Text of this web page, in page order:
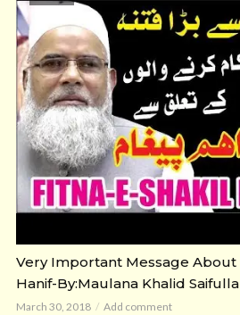
Very Important Message About
Hanif-By:Maulana Khalid
March 30, 2018 Add comment